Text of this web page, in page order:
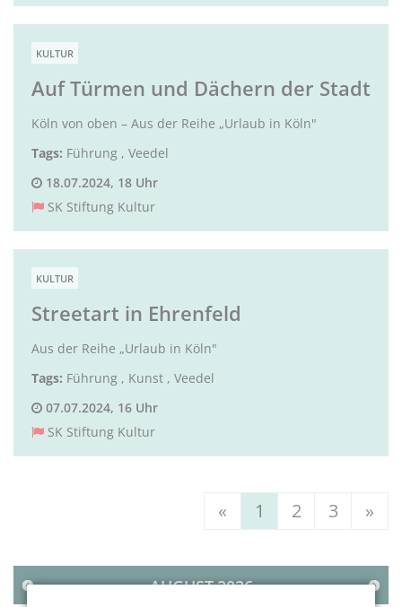
KULTUR
Auf Türmen und Dächern der Stadt
Köln von oben – Aus der Reihe „Urlaub in Köln"
Tags: Führung , Veedel
18.07.2024, 18 Uhr
SK Stiftung Kultur
KULTUR
Streetart in Ehrenfeld
Aus der Reihe „Urlaub in Köln"
Tags: Führung , Kunst , Veedel
07.07.2024, 16 Uhr
SK Stiftung Kultur
« 1 2 3 »
AUGUST2026